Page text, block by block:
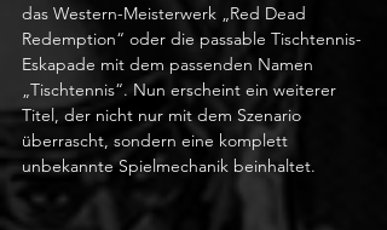
das Western-Meisterwerk „Red Dead
Redemption“ oder die passable Tischtennis-
Eskapade mit dem passenden Namen
„Tischtennis“. Nun erscheint ein weiterer
Titel, der nicht nur mit dem Szenario
überrascht, sondern eine komplett
unbekannte Spielmechanik beinhaltet.